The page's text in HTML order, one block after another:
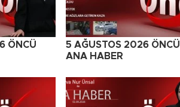
ÖNCÜ
5 AĞUSTOS 2026 ÖNCÜ
ANA HABER